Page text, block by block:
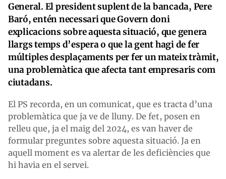
General. El president suplent de la bancada, Pere
Baró, entén necessari que Govern doni
explicacions sobre aquesta situació, que genera
llargs temps d’espera o que la gent hagi de fer
múltiples desplaçaments per fer un mateix tràmit,
una problemàtica que afecta tant empresaris com
ciutadans.
El PS recorda, en un comunicat, que es tracta d’una
problemàtica que ja ve de lluny. De fet, posen en
relleu que, ja el maig del 2024, es van haver de
formular preguntes sobre aquesta situació. Ja en
aquell moment es va alertar de les deficiències que
hi havia en el servei.